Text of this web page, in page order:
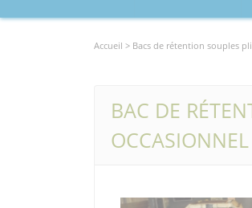
Accueil > Bacs de rétention souples
BAC DE
OCCASIONNEL